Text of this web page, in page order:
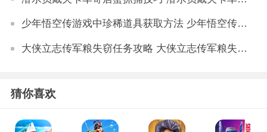
少年悟空传游戏中珍稀道具获取方法 少年悟空传游戏珍稀道具如何获取
大侠立志传军粮失窃任务攻略 大侠立志传军粮失窃任务如何做
猜你喜欢